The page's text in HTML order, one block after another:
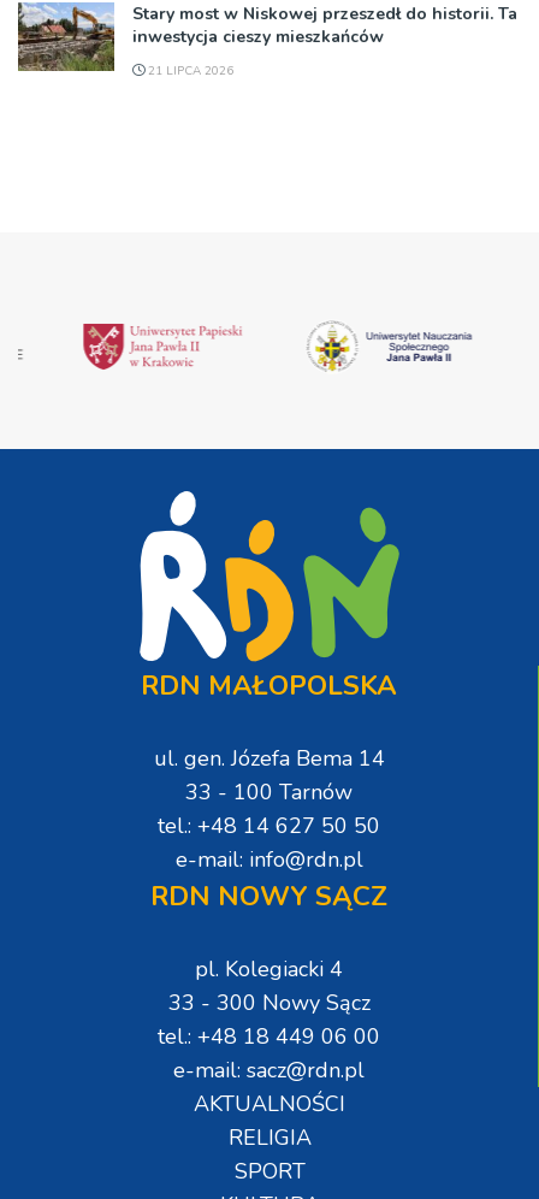
Stary most w Niskowej przeszedł do historii. Ta
inwestycja cieszy mieszkańców
21 LIPCA 2026
RDN MAŁOPOLSKA
ul. gen. Józefa Bema 14
33 - 100 Tarnów
tel.: +48 14 627 50 50
e-mail: info@rdn.pl
RDN NOWY SĄCZ
pl. Kolegiacki 4
33 - 300 Nowy Sącz
tel.: +48 18 449 06 00
e-mail: sacz@rdn.pl
AKTUALNOŚCI
RELIGIA
SPORT